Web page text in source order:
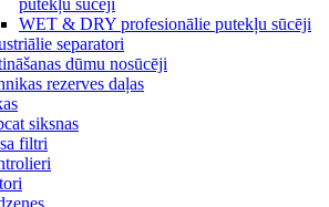
putekļu sūcēji
WET & DRY profesionālie putekļu sūcēji
separatori
dūmu nosūcēji
rezerves daļas
siksnas
filtri